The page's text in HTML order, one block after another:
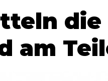
die
am